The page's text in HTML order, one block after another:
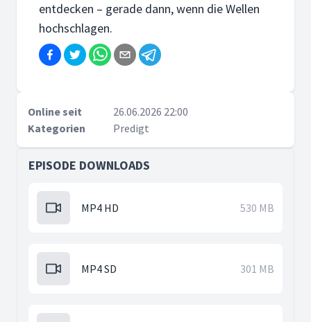
entdecken – gerade dann, wenn die Wellen
hochschlagen.
Online seit
26.06.2026 22:00
Kategorien
Predigt
EPISODE DOWNLOADS
MP4 HD 530 MB
MP4 SD 301 MB